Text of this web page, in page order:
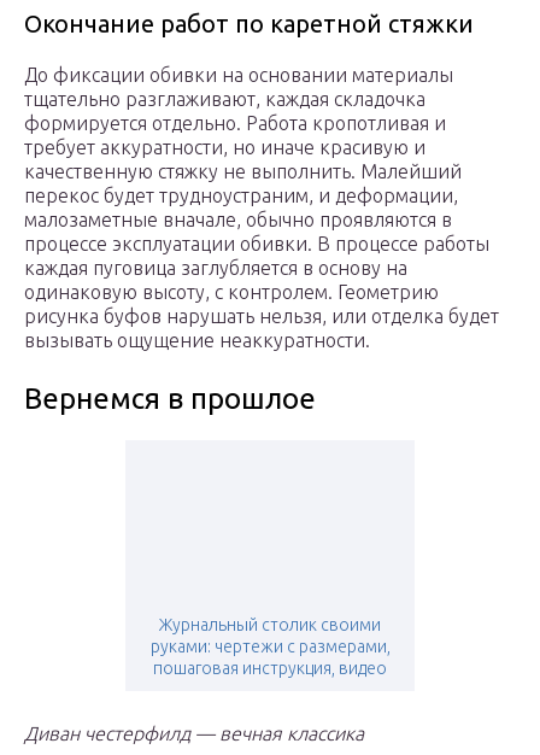
Окончание работ по каретной стяжки
До фиксации обивки на основании материалы
тщательно разглаживают, каждая складочка
формируется отдельно. Работа кропотливая и
требует аккуратности, но иначе красивую и
качественную стяжку не выполнить. Малейший
перекос будет трудноустраним, и деформации,
малозаметные вначале, обычно проявляются в
процессе эксплуатации обивки. В процессе работы
каждая пуговица заглубляется в основу на
одинаковую высоту, с контролем. Геометрию
рисунка буфов нарушать нельзя, или отделка будет
вызывать ощущение неаккуратности.
Вернемся в прошлое
Журнальный столик своими
руками: чертежи с размерами,
пошаговая инструкция, видео
Диван честерфилд — вечная классика